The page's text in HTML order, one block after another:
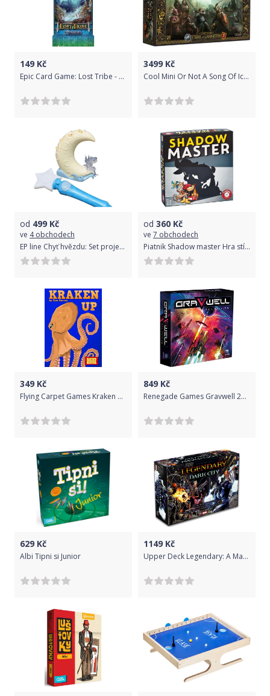
149 Kč
Epic Card Game: Lost Tribe - Sage
3499 Kč
Cool Mini Or Not A Song Of Ice And Fire - Stark vs Lannister Starter Set
od 499 Kč
ve 4 obchodech
EP line Chyť hvězdu: Set projektor měsíc s kouzelnou hůlkou
od 360 Kč
ve 7 obchodech
Piatnik Shadow master Hra stínů
349 Kč
Flying Carpet Games Kraken Up
849 Kč
Renegade Games Gravwell 2nd Edition
629 Kč
Albi Tipni si Junior
1149 Kč
Upper Deck Legendary: A Marvel Deck Building Game - Dark City Expansion